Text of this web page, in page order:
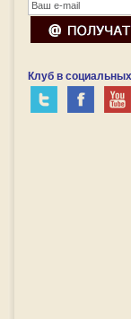
Клуб в